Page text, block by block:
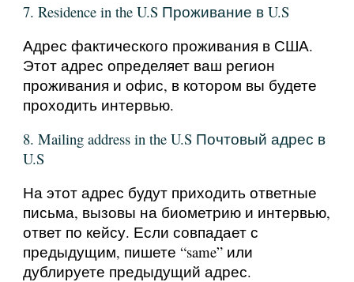
7. Residence in the U.S Проживание в U.S
Адрес фактического проживания в США.
Этот адрес определяет ваш регион
проживания и офис, в котором вы будете
проходить интервью.
8. Mailing address in the U.S Почтовый адрес в
U.S
На этот адрес будут приходить ответные
письма, вызовы на биометрию и интервью,
ответ по кейсу. Если совпадает с
предыдущим, пишете “same” или
дублируете предыдущий адрес.